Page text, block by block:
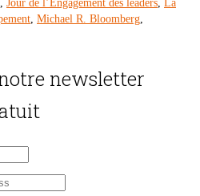
, Jour de l’Engagement des leaders, La
, Michael R. Bloomberg,
newsletter